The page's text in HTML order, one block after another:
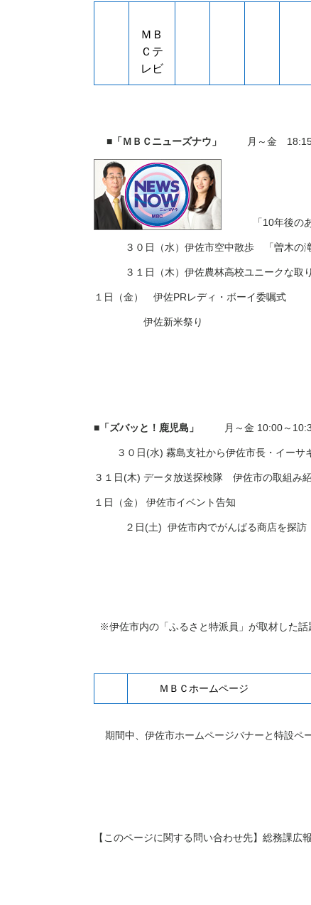
ＭＢ
Ｃテ
レビ
■「ＭＢＣニューズナウ」 月～金
「10年後の
３０日（水）伊佐市空中散歩 「曽木の滝
３１日（木）伊佐農林高校ユニークな取
１日（金） 伊佐PRレディ・ボーイ委嘱式
伊佐新米祭り
■「ズバッと！鹿児島」 月～金 10:00～
３０日(水) 霧島支社から伊佐市長・イーサ
３１日(木) データ放送探検隊 伊佐市の取組み
１日（金） 伊佐市イベント告知
２日(土) 伊佐市内でがんばる商店を探訪
※伊佐市内の「ふるさと特派員」が取材した話
ＭＢＣホームページ
期間中、伊佐市ホームページバナーと特設ペ
【このページに関する問い合わせ先】総務課